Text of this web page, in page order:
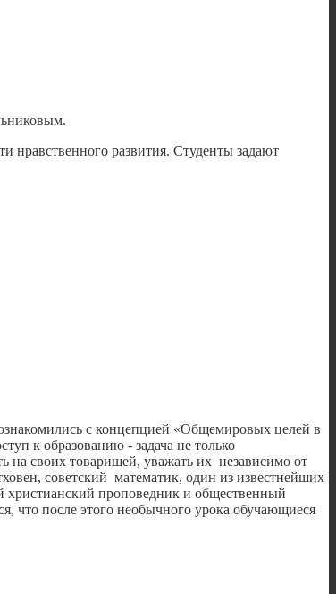
нравственного развития. Студенты задают
с концепцией «Общемировых целей в
к образованию - задача не только
на своих товарищей, уважать их независимо от
советский математик, один из известнейших
проповедник и общественный
что после этого необычного урока обучающиеся